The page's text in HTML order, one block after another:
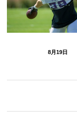
8月19日